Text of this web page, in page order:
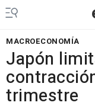
MACROECONOMÍA
Japón
trimestre